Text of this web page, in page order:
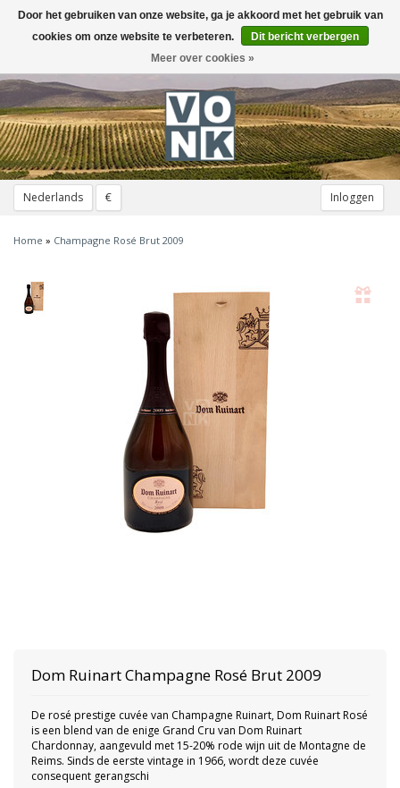
Nederlands € Inloggen
Toggle
navigation
Home » Champagne Rosé Brut 2009
Dom RuinartChampagne Rosé Brut 2009
De rosé prestige cuvée van Champagne Ruinart, Dom Ruinart Rosé
is een blend van de enige Grand Cru van Dom Ruinart
Chardonnay, aangevuld met 15-20% rode wijn uit de Montagne de
Reims. Sinds de eerste vintage in 1966, wordt deze cuvée
consequent gerangschi
Door het gebruiken van onze website, ga je akkoord met het gebruik van
cookies om onze website te verbeteren.
Dit bericht verbergen
Meer over cookies »